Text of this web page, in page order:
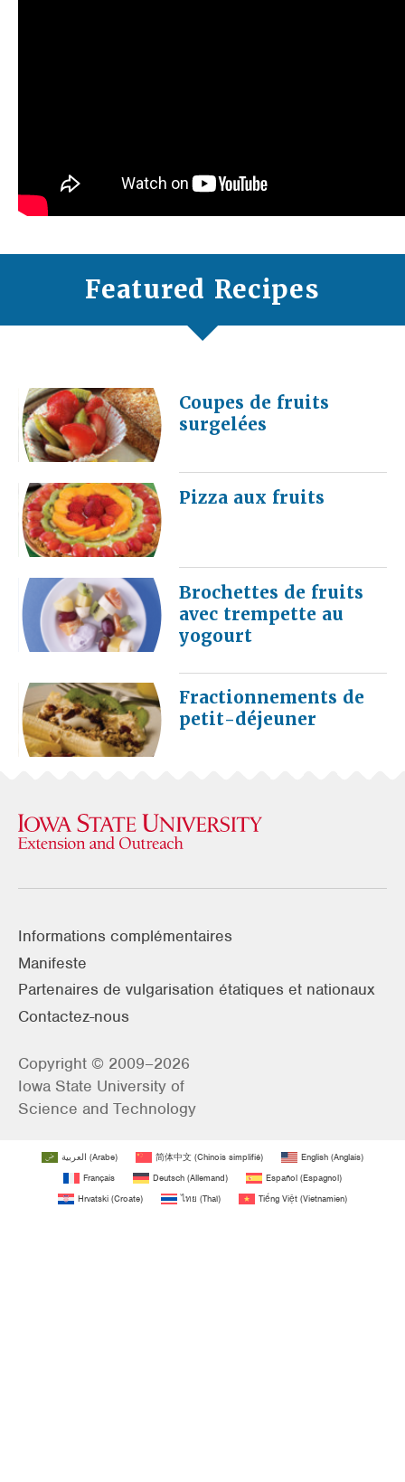
Featured Recipes
Coupes de fruits
surgelées
Pizza aux fruits
Brochettes de fruits
avec trempette au
yogourt
Fractionnements de
petit-déjeuner
Informations complémentaires
Manifeste
Partenaires de vulgarisation étatiques et nationaux
Contactez-nous
Copyright © 2009–2026
Iowa State University of
Science and Technology
العربية (Arabe) 简体中文 (Chinois simplifié) English (Anglais)
Français
Deutsch (Allemand) Español (Espagnol)
Hrvatski (Croate) ไทย (Thaï) Tiếng Việt (Vietnamien)